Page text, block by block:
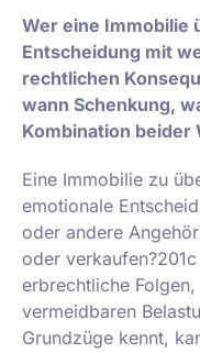
Wer eine Immobilie
Entscheidung mit
rechtlichen
wann Schenkung,
Kombination beider
Eine Immobilie zu
emotionale
oder andere
oder
erbrechtliche
vermeidbaren
Grundzüge kennt,